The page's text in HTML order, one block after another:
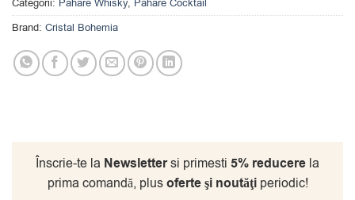
Categorii: Pahare Whisky, Pahare Cocktail
Brand: Cristal Bohemia
Înscrie-te la Newslettersi primesti 5% reducere la
prima comandă, plusoferte şi noutăţiperiodic!